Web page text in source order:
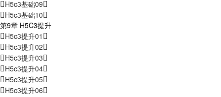
H5c3基础09
H5c3基础10
第9章 H5C3提升
H5c3提升01
H5c3提升02
H5c3提升03
H5c3提升04
H5c3提升05
H5c3提升06